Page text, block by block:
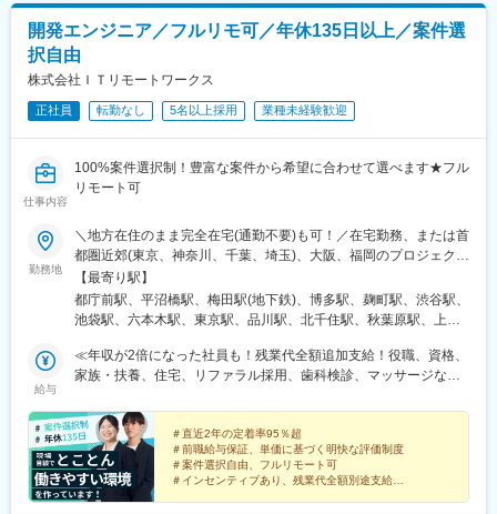
開発エンジニア／フルリモ可／年休135日以上／案件選
択自由
株式会社ＩＴリモートワークス
正社員 転勤なし 5名以上採用 業種未経験歓迎
仕事内容
100%案件選択制！豊富な案件から希望に合わせて選べます★フル
リモート可
勤務地
＼地方在住のまま完全在宅(通勤不要)も可！／在宅勤務、または首
都圏近郊(東京、神奈川、千葉、埼玉)、大阪、福岡のプロジェクト
先■本社東京都新宿区西新宿3丁目3番13号 西新宿水間ビル2F■横
浜オフィス神奈川県横浜市西区浅間町1丁目4番3号 ウィザード
ビル402■大阪オフィス大阪府大阪市北区角田町8番1号 大阪梅田
ス(2026.08/01オープン予定)福岡県福岡市博多区博多駅中央街8番
1号 JRJP博多ビル3階★現在希望者のリモートワーク率は
モート、週1日出勤)★本人希望でフル出勤しているエンジニアも
います
【最寄り駅】
都庁前駅、平沼橋駅、梅田駅(地下鉄)、博多駅、麹町駅、渋谷駅、
池袋駅、六本木駅、東京駅、品川駅、北千住駅、秋葉原駅、上野
葛西駅、中野駅(東京都)、荻窪駅、亀有駅、国立駅、町田駅、赤羽
駅、下北沢駅、東久留米駅、八王子駅、国分寺駅、練馬駅、立川
駅、蒲田駅、昭島駅、豊田駅、玉川上水駅、青梅駅、武蔵小金井
駅、調布駅、川口駅、川越駅、所沢駅、越谷駅、草加駅、春日部
駅、上尾駅、熊谷駅、浦和駅、新座駅、狭山市駅、入間市駅、三
郷駅(埼玉県)、深谷駅、朝霞台駅、戸田駅(埼玉県)、ふじみ野駅、
鴻巣駅、坂戸駅(埼玉県)、八潮駅、志木駅、飯能駅、久喜駅、大宮
給与
≪年収が2倍になった社員も！残業代全額追加支給！役職、資格、
家族・扶養、住宅、リファラル採用、歯科検診、マッサージなど
インセンティブ※経験、能力などを考慮の上、優遇します≪明快な
評価制度＆社員の貢献をきちんと待遇に反映≫単価に基づいた、
クリアで明快な評価制度です。単価アップ＝収入アップなので、
スキルアップへの意欲が自然に高まります。さらにリーダーなど
チームへ貢献を加味して加算します！
＃直近2年の定着率95％超
＃前職給与保証、単価に基づく明快な評価制度
＃案件選択自由、フルリモート可
＃インセンティブあり、残業代全額別途支給